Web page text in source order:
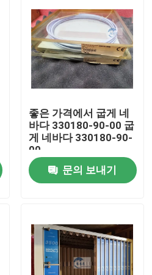
좋은 가격에서 굽게 네
바다 330180-90-00 굽
게 네바다 330180-90-
00
문의 보내기